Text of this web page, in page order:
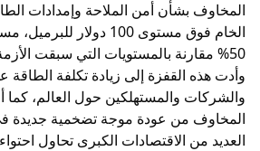
المخاوف بشأن أمن الملاحة وإمدادات
الخام فوق مستوى 100
50% مقارنة بالمستويات التي سبقت الأزمة.
وأدت هذه القفزة إلى زيادة تكلفة
والشركات والمستهلكين حول العالم، كما
المخاوف من عودة موجة تضخمية جديدة
العديد من الاقتصادات الكبرى تحاول